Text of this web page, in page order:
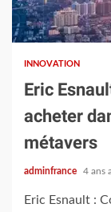
4 min read
INNOVATION
Eric
acheter
métavers
adminfrance 4 ans
Eric Esnault :